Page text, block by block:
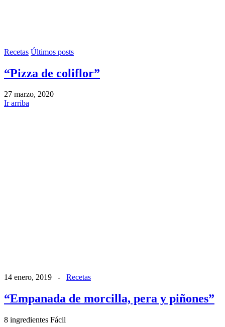
Recetas Últimos posts
“Pizza de coliflor”
27 marzo, 2020
Ir arriba
14 enero, 2019 - Recetas
“Empanada de morcilla, pera y piñones”
8 ingredientes Fácil